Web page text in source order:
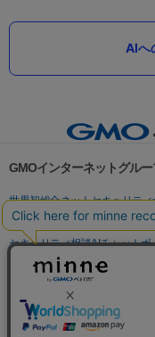
AIへ
GMOインターネットグル
世界初総合ネットセキュリティ
パスワード漏洩診断
Webサ
セキュリティ相談AIチャットボ
実在証明・盗聴対策
サイバー攻撃対策（GMO Flatt
セキュリティ事業の軌跡